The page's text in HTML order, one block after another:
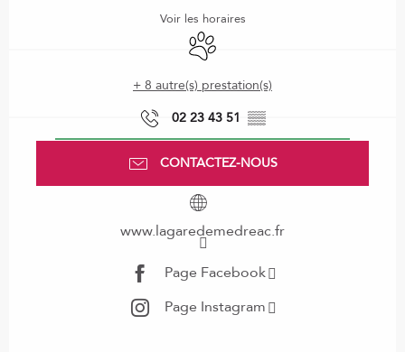
Voir les horaires
Animaux acceptés
+ 8 autre(s) prestation(s)
02 23 43 51 ▒▒
CONTACTEZ-NOUS
www.lagaredemedreac.fr
Page Facebook
Page Instagram